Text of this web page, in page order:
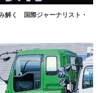
解く 国際ジャーナリスト・